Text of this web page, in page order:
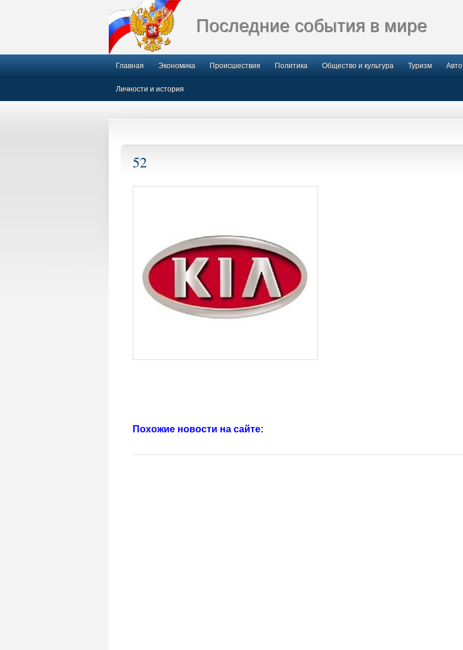
Последние события в мире
Главная Экономика Происшествия Политика Общество и культура Туризм Авто
Личности и история
52
Похожие новости на сайте: